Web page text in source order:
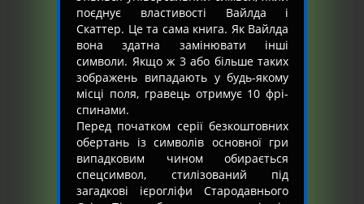
поєднує властивості Вайлда і
Скаттер. Це та сама книга. Як Вайлда
вона здатна замінювати інші
символи. Якщо ж 3 або більше таких
зображень випадають у будь-якому
місці поля, гравець отримує 10 фрі-
спинами.
Перед початком серії безкоштовних
обертань із символів основної гри
випадковим чином обирається
спецсимвол, стилізований під
загадкові ієрогліфи Стародавнього